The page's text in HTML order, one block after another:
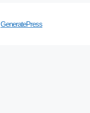
GeneratePress